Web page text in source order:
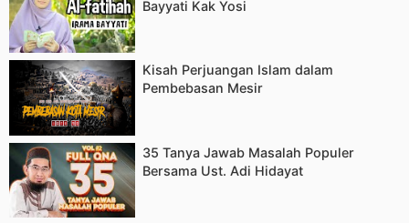
Bayyati Kak Yosi
Kisah Perjuangan Islam dalam
Pembebasan Mesir
35 Tanya Jawab Masalah Populer
Bersama Ust. Adi Hidayat